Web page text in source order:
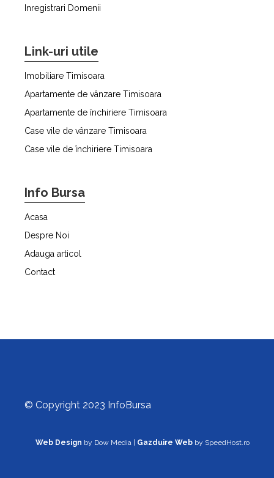
Inregistrari Domenii
Link-uri utile
Imobiliare Timisoara
Apartamente de vânzare Timisoara
Apartamente de închiriere Timisoara
Case vile de vânzare Timisoara
Case vile de închiriere Timisoara
Info Bursa
Acasa
Despre Noi
Adauga articol
Contact
© Copyright 2023 InfoBursa
Web Design by Dow Media | Gazduire Web by SpeedHost.ro